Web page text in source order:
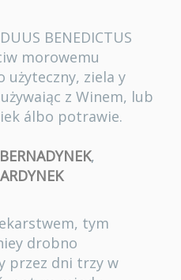
BENEDICTUS
morowemu
ziela y
z Winem, lub
álbo potrawie.
BERNADYNEK,
tym
drobno
przez dni trzy w